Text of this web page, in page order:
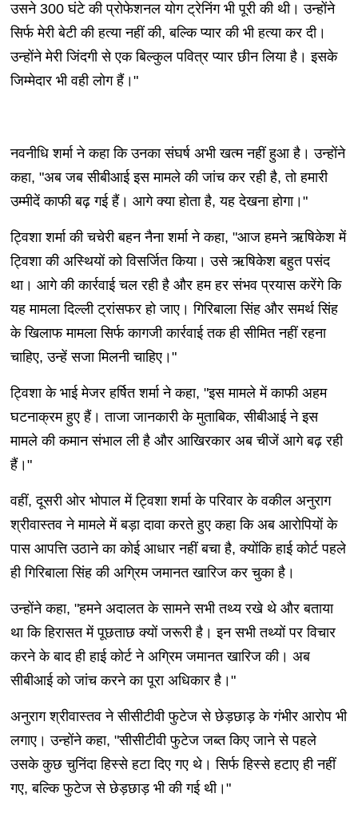
उसने 300 घंटे की प्रोफेशनल योग ट्रेनिंग भी पूरी की थी। उन्होंने
सिर्फ मेरी बेटी की हत्या नहीं की, बल्कि प्यार की भी हत्या कर दी।
उन्होंने मेरी जिंदगी से एक बिल्कुल पवित्र प्यार छीन लिया है। इसके
जिम्मेदार भी वही लोग हैं।"
नवनीधि शर्मा ने कहा कि उनका संघर्ष अभी खत्म नहीं हुआ है। उन्होंने
कहा, "अब जब सीबीआई इस मामले की जांच कर रही है, तो हमारी
उम्मीदें काफी बढ़ गई हैं। आगे क्या होता है, यह देखना होगा।"
ट्विशा शर्मा की चचेरी बहन नैना शर्मा ने कहा, "आज हमने ऋषिकेश में
ट्विशा की अस्थियों को विसर्जित किया। उसे ऋषिकेश बहुत पसंद
था। आगे की कार्रवाई चल रही है और हम हर संभव प्रयास करेंगे कि
यह मामला दिल्ली ट्रांसफर हो जाए। गिरिबाला सिंह और समर्थ सिंह
के खिलाफ मामला सिर्फ कागजी कार्रवाई तक ही सीमित नहीं रहना
चाहिए, उन्हें सजा मिलनी चाहिए।"
ट्विशा के भाई मेजर हर्षित शर्मा ने कहा, "इस मामले में काफी अहम
घटनाक्रम हुए हैं। ताजा जानकारी के मुताबिक, सीबीआई ने इस
मामले की कमान संभाल ली है और आखिरकार अब चीजें आगे बढ़ रही
हैं।"
वहीं, दूसरी ओर भोपाल में ट्विशा शर्मा के परिवार के वकील अनुराग
श्रीवास्तव ने मामले में बड़ा दावा करते हुए कहा कि अब आरोपियों के
पास आपत्ति उठाने का कोई आधार नहीं बचा है, क्योंकि हाई कोर्ट पहले
ही गिरिबाला सिंह की अग्रिम जमानत खारिज कर चुका है।
उन्होंने कहा, "हमने अदालत के सामने सभी तथ्य रखे थे और बताया
था कि हिरासत में पूछताछ क्यों जरूरी है। इन सभी तथ्यों पर विचार
करने के बाद ही हाई कोर्ट ने अग्रिम जमानत खारिज की। अब
सीबीआई को जांच करने का पूरा अधिकार है।"
अनुराग श्रीवास्तव ने सीसीटीवी फुटेज से छेड़छाड़ के गंभीर आरोप भी
लगाए। उन्होंने कहा, "सीसीटीवी फुटेज जब्त किए जाने से पहले
उसके कुछ चुनिंदा हिस्से हटा दिए गए थे। सिर्फ हिस्से हटाए ही नहीं
गए, बल्कि फुटेज से छेड़छाड़ भी की गई थी।"